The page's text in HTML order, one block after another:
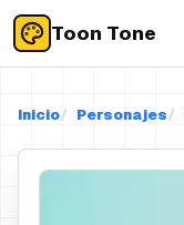
Toon Tone
Inicio Personajes